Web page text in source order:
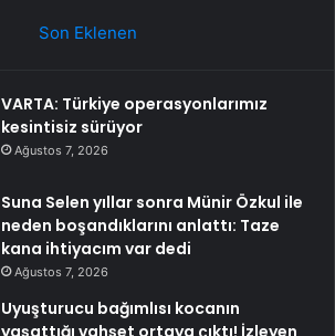
Son Eklenen
VARTA: Türkiye operasyonlarımız
kesintisiz sürüyor
Ağustos 7, 2026
Suna Selen yıllar sonra Münir Özkul ile
neden boşandıklarını anlattı: Taze
kana ihtiyacım var dedi
Ağustos 7, 2026
Uyuşturucu bağımlısı kocanın